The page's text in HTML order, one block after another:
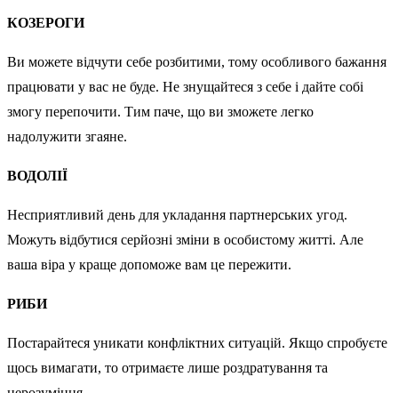
КОЗЕРОГИ
Ви можете відчути себе розбитими, тому особливого бажання
працювати у вас не буде. Не знущайтеся з себе і дайте собі
змогу перепочити. Тим паче, що ви зможете легко
надолужити згаяне.
ВОДОЛІЇ
Несприятливий день для укладання партнерських угод.
Можуть відбутися серйозні зміни в особистому житті. Але
ваша віра у краще допоможе вам це пережити.
РИБИ
Постарайтеся уникати конфліктних ситуацій. Якщо спробуєте
щось вимагати, то отримаєте лише роздратування та